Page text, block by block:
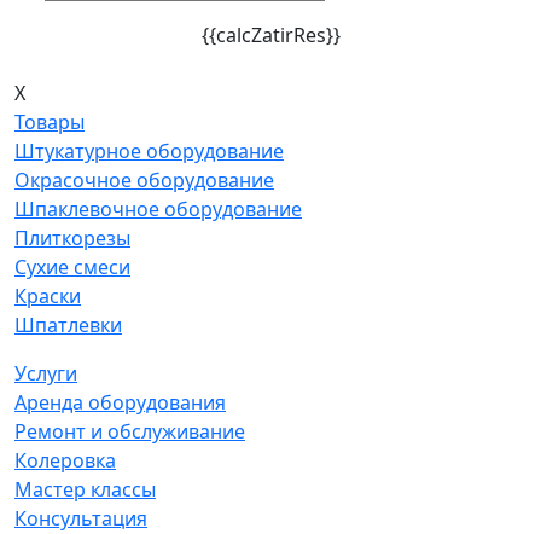
{{calcZatirRes}}
X
Товары
Штукатурное оборудование
Окрасочное оборудование
Шпаклевочное оборудование
Плиткорезы
Сухие смеси
Краски
Шпатлевки
Услуги
Аренда оборудования
Ремонт и обслуживание
Колеровка
Мастер классы
Консультация